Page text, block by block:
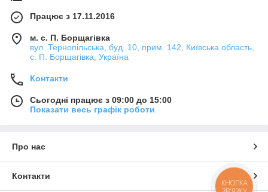
Працює з 17.11.2016
м. с. П. Борщагівка
вул. Тернопільська, буд. 10, прим. 142, Київська область,
с. П. Борщагівка, Україна
Контакти
Сьогодні працює з 09:00 до 15:00
Показати весь графік роботи
Про нас
Контакти
КНОПКА